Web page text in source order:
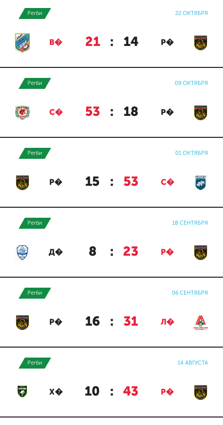
Регби 22 ОКТЯБРЯ
В� 21 : 14 Р�
Регби 09 ОКТЯБРЯ
С� 53 : 18 Р�
Регби 01 ОКТЯБРЯ
Р� 15 : 53 С�
Регби 18 СЕНТЯБРЯ
Д� 8 : 23 Р�
Регби 06 СЕНТЯБРЯ
Р� 16 : 31 Л�
Регби 14 АВГУСТА
Х� 10 : 43 Р�